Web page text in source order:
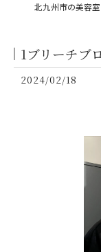
1ブリーチブ
2024/02/18